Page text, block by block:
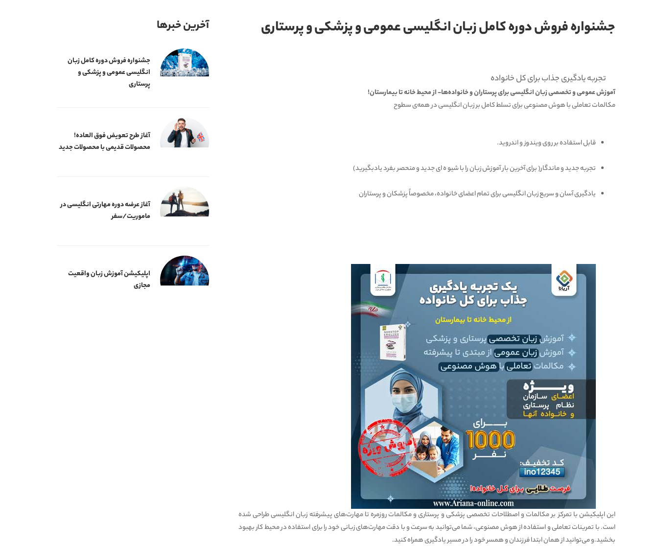
جشنواره فروش دوره کامل زبان انگلیسی عمومی و پزشکی و پرستاری
تجربه یادگیری جذاب برای کل خانواده
آموزش عمومی و تخصصی زبان انگلیسی برای پرستاران و خانواده‌ها- از محیط خانه تا بیمارستان!
مکالمات تعاملی با هوش مصنوعی برای تسلط کامل بر زبان انگلیسی در همه‌ی سطوح
قابل استفاده بر روی ویندوز و اندروید.
تجربه جدید و ماندگار( برای آخرین بار آموزش زبان را با شیو ه ای جدید و منحصر بفرد یادبگیرید)
یادگیری آسان و سریع زبان انگلیسی برای تمام اعضای خانواده، مخصوصاً پزشکان و پرستاران
این اپلیکیشن با تمرکز بر مکالمات و اصطلاحات تخصصی پزشکی و پرستاری و مکالمات روزمره تا مهارت‌های پیشرفته زبان انگلیسی طراحی شده
است. با تمرینات تعاملی و استفاده از هوش مصنوعی، شما می‌توانید به سرعت و با دقت مهارت‌های زبانی خود را برای استفاده در محیط کار بهبود
بخشید.و می‌توانید از همان ابتدا فرزندان و همسر خود را در مسیر یادگیری همراه کنید.
آخرین خبرها
جشنواره فروش دوره کامل زبان
انگلیسی عمومی و پزشکی و
پرستاری
آغاز طرح تعویض فوق العاده!
محصولات قدیمی با محصولات جدید
آغاز عرضه دوره‌ مهارتی انگلیسی در
ماموریت/سفر
اپلیکیشن آموزش زبان واقعیت
مجازی